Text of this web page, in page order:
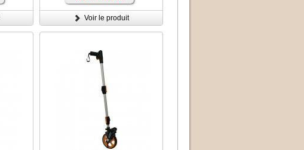
Voir le produit